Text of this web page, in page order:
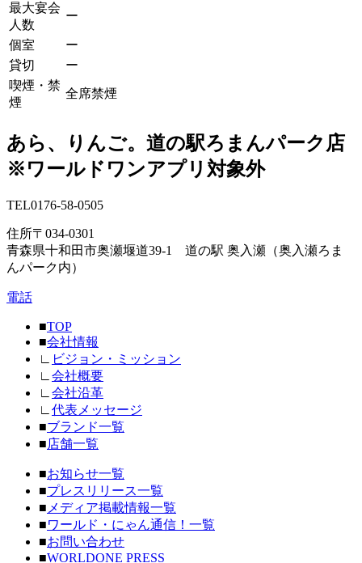
最大宴会
人数
ー
個室
ー
貸切
ー
喫煙・禁
煙
全席禁煙
あら、りんご。道の駅ろまんパーク店
※ワールドワンアプリ対象外
TEL0176-58-0505
住所〒034-0301
青森県十和田市奥瀬堰道39-1 道の駅 奥入瀬（奥入瀬ろま
んパーク内）
電話
■TOP
■会社情報
∟
ビジョン・ミッション
∟ 会社概要
∟ 会社沿革
∟ 代表メッセージ
■ブランド一覧
■店舗一覧
■お知らせ一覧
■プレスリリース一覧
■ メディア掲載情報一覧
■ワールド・にゃん通信！一覧
■お問い合わせ
■WORLDONE PRESS